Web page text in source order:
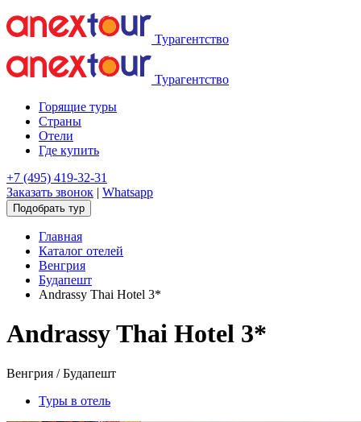
Турагентство
Турагентство
Горящие туры
Страны
Отели
Где купить
+7 (495) 419-32-31
Заказать звонок | Whatsapp
Подобрать тур
Главная
Каталог отелей
Венгрия
Будапешт
Andrassy Thai Hotel 3*
Andrassy Thai Hotel 3*
Венгрия / Будапешт
Туры в отель